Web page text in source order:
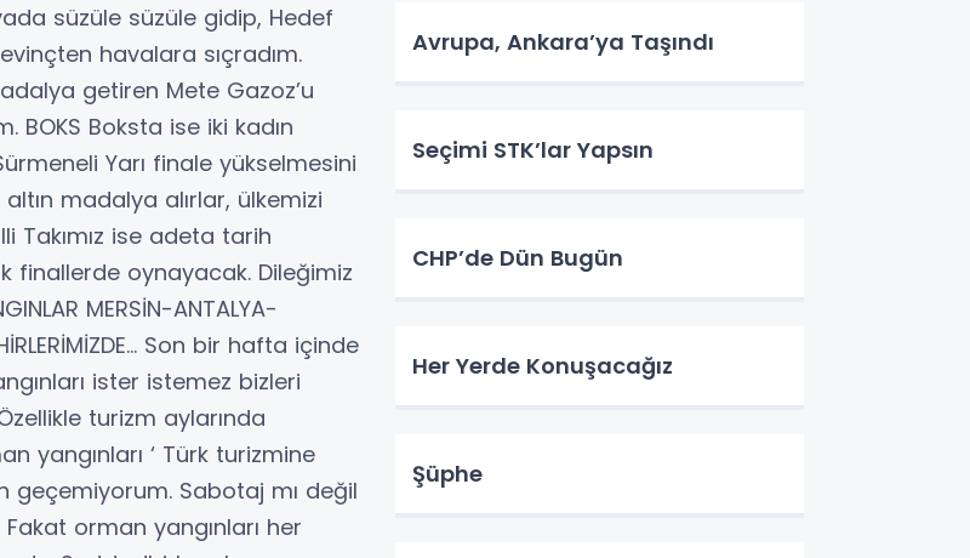
süzüle süzüle gidip, Hedef
havalara sıçradım.
getiren Mete Gazoz’u
BOKS Boksta ise iki kadın
Yarı finale yükselmesini
madalya alırlar, ülkemizi
Takımız ise adeta tarih
finallerde oynayacak. Dileğimiz
MERSİN-ANTALYA-
Son bir hafta içinde
ister istemez bizleri
turizm aylarında
yangınları ‘ Türk turizmine
geçemiyorum. Sabotaj mı değil
Fakat orman yangınları her
Avrupa, Ankara’ya Taşındı
Seçimi STK’lar Yapsın
CHP’de Dün Bugün
Her Yerde Konuşacağız
Şüphe